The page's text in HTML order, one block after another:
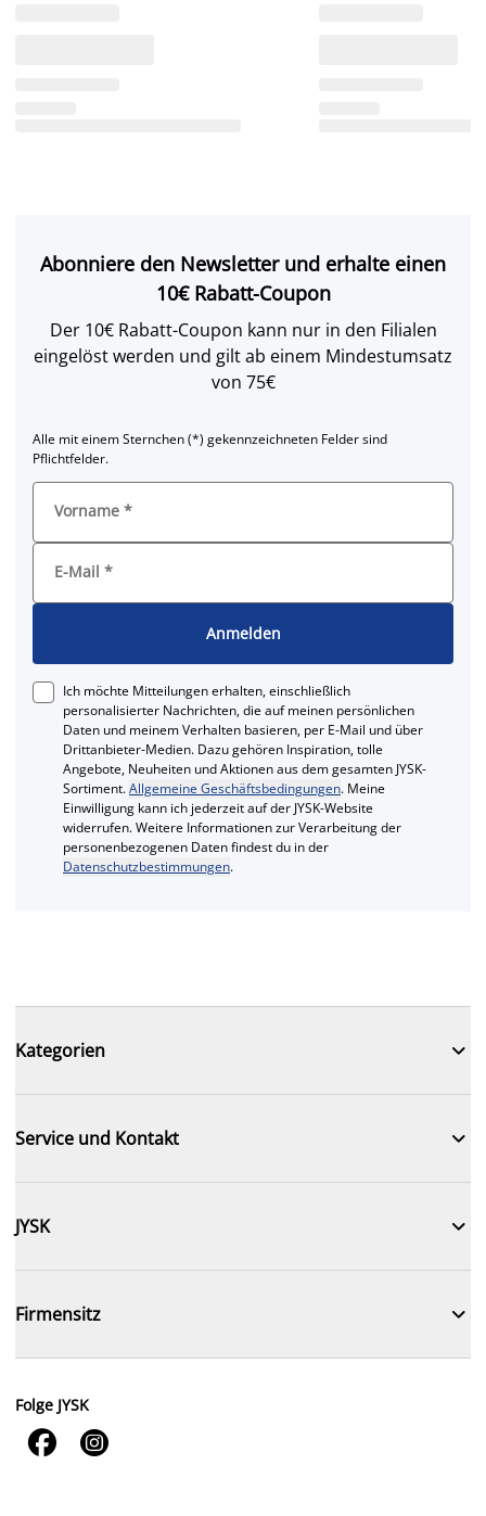
Abonniere den Newsletter und erhalte einen
10€ Rabatt-Coupon
Der 10€ Rabatt-Coupon kann nur in den Filialen
eingelöst werden und gilt ab einem Mindestumsatz
von 75€
Alle mit einem Sternchen (*) gekennzeichneten Felder sind
Pflichtfelder.
Vorname *
E-Mail *
Anmelden
Ich möchte Mitteilungen erhalten, einschließlich
personalisierter Nachrichten, die auf meinen persönlichen
Daten und meinem Verhalten basieren, per E-Mail und über
Drittanbieter-Medien. Dazu gehören Inspiration, tolle
Angebote, Neuheiten und Aktionen aus dem gesamten JYSK-
Sortiment.Allgemeine Geschäftsbedingungen. Meine
Einwilligung kann ich jederzeit auf der JYSK-Website
widerrufen. Weitere Informationen zur Verarbeitung der
personenbezogenen Daten findest du in der
Datenschutzbestimmungen.
Kategorien 
Service und Kontakt 
JYSK 
Firmensitz 
Folge JYSK
 